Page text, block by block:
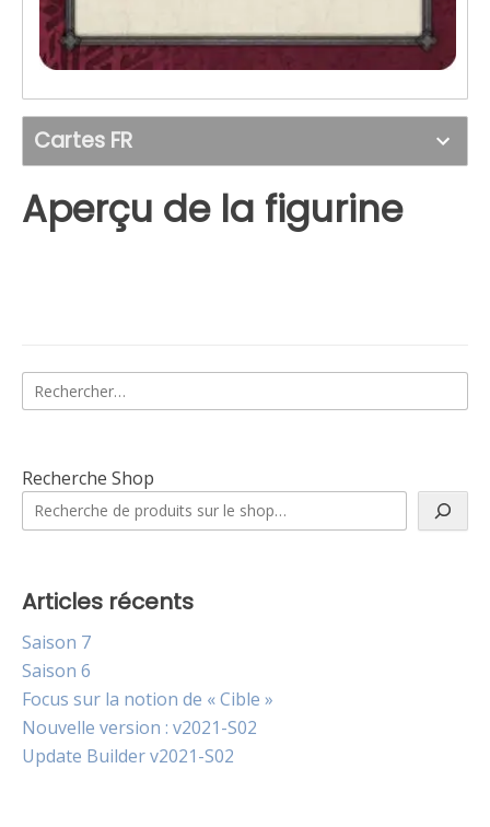
Cartes FR
Aperçu de la figurine
Rechercher :
Recherche Shop
Articles récents
Saison 7
Saison 6
Focus sur la notion de « Cible »
Nouvelle version : v2021-S02
Update Builder v2021-S02